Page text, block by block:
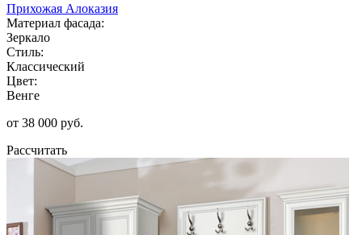
Прихожая Алоказия
Материал фасада:
Зеркало
Стиль:
Классический
Цвет:
Венге
от 38 000 руб.
Рассчитать